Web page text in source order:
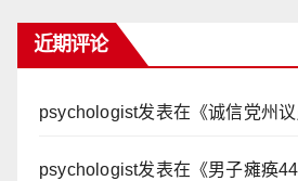
近期评论
psychologist发表在《诚信党州
psychologist发表在《男子瘫痪